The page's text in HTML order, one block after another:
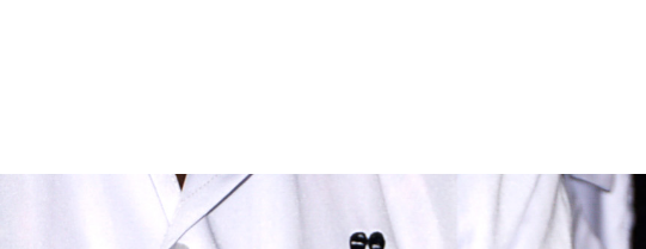
des Stress